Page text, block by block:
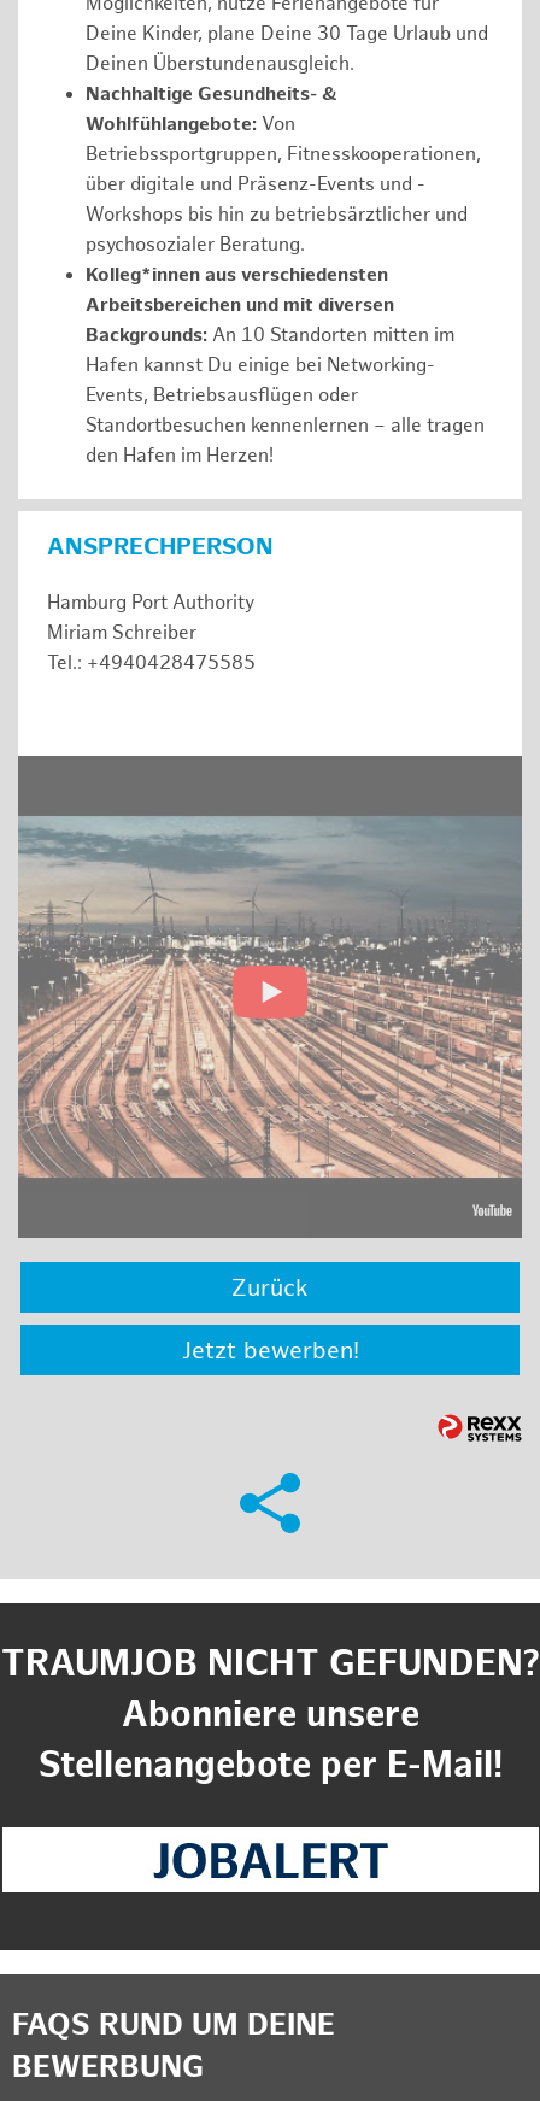
Deine Kinder, plane Deine 30 Tage Urlaub und
Deinen Überstundenausgleich.
Nachhaltige Gesundheits- &
Wohlfühlangebote: Von
Betriebssportgruppen, Fitnesskooperationen,
über digitale und Präsenz-Events und -
Workshops bis hin zu betriebsärztlicher und
psychosozialer Beratung.
Kolleg*innen aus verschiedensten
Arbeitsbereichen und mit diversen
Backgrounds: An 10 Standorten mitten im
Hafen kannst Du einige bei Networking-
Events, Betriebsausflügen oder
Standortbesuchen kennenlernen – alle tragen
den Hafen im Herzen!
ANSPRECHPERSON
Hamburg Port Authority
Miriam Schreiber
Tel.: +4940428475585
Zurück
Jetzt bewerben!
TRAUMJOB NICHT GEFUNDEN?
Abonniere unsere
Stellenangebote per E-Mail!
FAQS RUND UM DEINE
BEWERBUNG